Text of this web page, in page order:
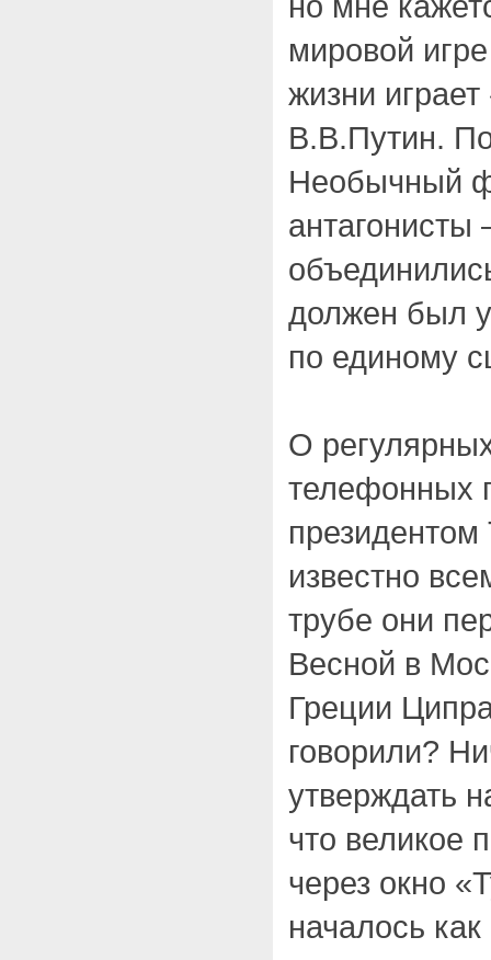
мировой
жизни
В.В.Путин.
Необычный
антагонисты
должен был
по единому
О
телефонных
известно
трубе они
Весной в
Греции
говорили?
утверждать
что великое
через окно
началось